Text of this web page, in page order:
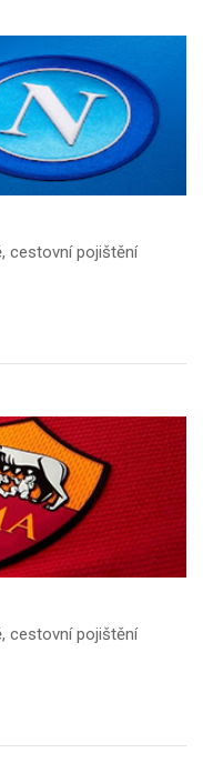
cestovní pojištění
cestovní pojištění